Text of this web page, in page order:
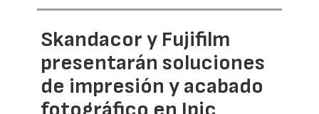
Skandacor y Fujifilm
presentarán soluciones
de impresión y acabado